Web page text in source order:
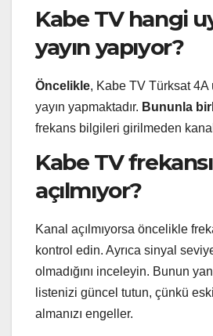
Kabe TV hangi
yayın yapıyor?
Öncelikle, Kabe TV Türksat
yayın yapmaktadır. Bununla
frekans bilgileri girilmeden
Kabe TV
açılmıyor?
Kanal açılmıyorsa öncelikle
kontrol edin. Ayrıca sinyal
olmadığını inceleyin. Bunun
listenizi güncel tutun, çünkü
almanızı engeller.